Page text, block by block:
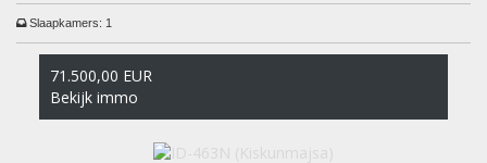
Slaapkamers: 1
71.500,00 EUR
Bekijk immo